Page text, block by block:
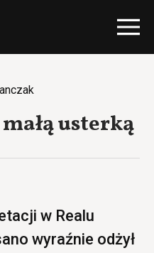
usterką
w Realu
wyraźnie odżył